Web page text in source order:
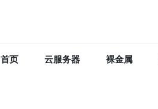
首页 云服务器 裸金属